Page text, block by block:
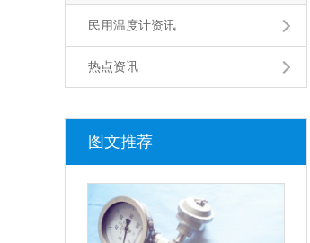
民用温度计资讯
热点资讯
图文推荐